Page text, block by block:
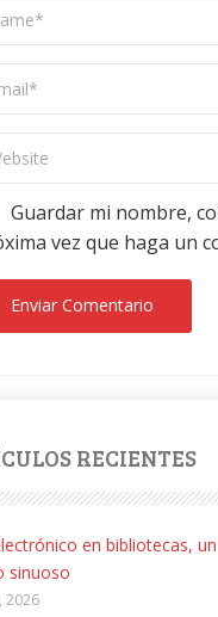
Guardar mi nombre,
vez que haga un
RECIENTES
en bibliotecas, un
sinuoso
2026